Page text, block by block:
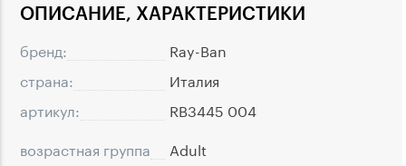
ОПИСАНИЕ, ХАРАКТЕРИСТИКИ
бренд:
Ray-Ban
страна:
Италия
артикул:
RB3445 004
возрастная группа
Adult